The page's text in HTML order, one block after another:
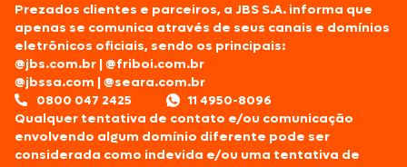
Prezados clientes e parceiros, a JBS S.A. informa que
apenas se comunica através de seus canais e domínios
eletrônicos oficiais, sendo os principais:
@jbs.com.br |@friboi.com.br
@jbssa.com |@seara.com.br
0800 047 2425
11 4950-8096
Qualquer tentativa de contato e/ou comunicação
envolvendo algum domínio diferente pode ser
considerada como indevida e/ou uma tentativa de